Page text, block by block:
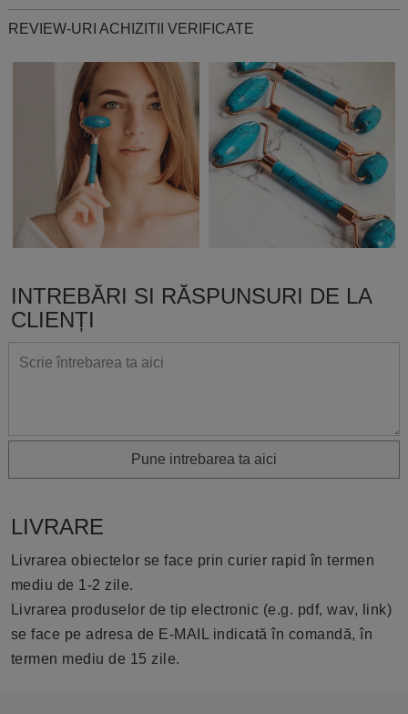
REVIEW-URI ACHIZITII VERIFICATE
INTREBĂRI SI RĂSPUNSURI DE LA
CLIENȚI
Pune intrebarea ta aici
LIVRARE
Livrarea obiectelor se face prin curier rapid în termen
mediu de 1-2 zile.
Livrarea produselor de tip electronic (e.g. pdf, wav, link)
se face pe adresa de E-MAIL indicată în comandă, în
termen mediu de 15 zile.